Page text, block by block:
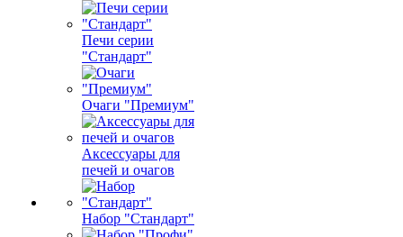
Печи серии
"Стандарт"
Очаги "Премиум"
Аксессуары для
печей и очагов
Набор "Стандарт"